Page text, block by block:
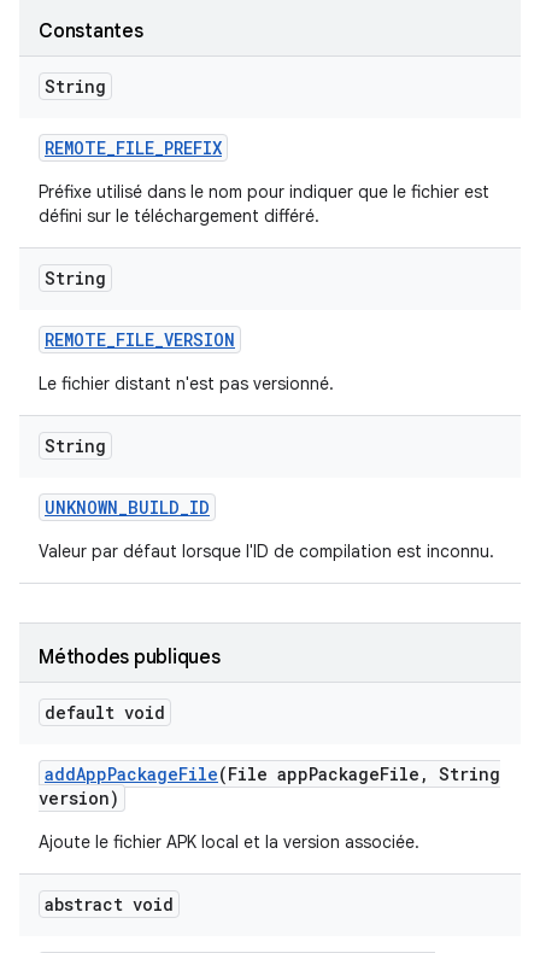
Constantes
String
REMOTE_FILE_PREFIX
Préfixe utilisé dans le nom pour indiquer que le fichier est
défini sur le téléchargement différé.
String
REMOTE_FILE_VERSION
Le fichier distant n'est pas versionné.
String
UNKNOWN_BUILD_ID
Valeur par défaut lorsque l'ID de compilation est inconnu.
Méthodes publiques
default void
addAppPackageFile(File appPackageFile , String
version)
Ajoute le fichier APK local et la version associée.
abstract void